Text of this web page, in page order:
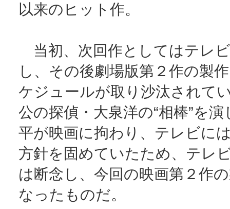
以来のヒット作。
当初、次回作としてはテレ
し、その後劇場版第２作の製
ケジュールが取り沙汰されて
公の探偵・大泉洋の“相棒”を
平が映画に拘わり、テレビに
方針を固めていたため、テレ
は断念し、今回の映画第２作
なったものだ。